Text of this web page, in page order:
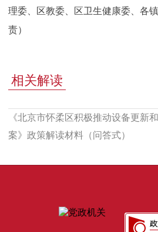
理委、区教委、区卫生健康委、各
责）
相关解读
《北京市怀柔区积极推动设备更新
案》政策解读材料（问答式）